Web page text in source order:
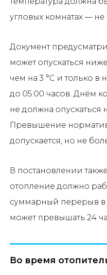
угловых комнатах — не
Документ
может опускаться
чем на 3 °C и только
до 05:00 часов. Днём
не должна опускаться
Превышение
допускается, но не
В постановлении
отопление должно
суммарный перерыв в
может превышать 24
Во время